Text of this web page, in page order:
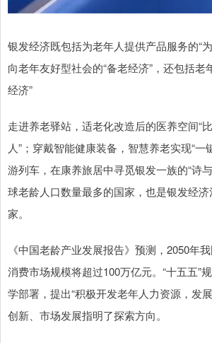
银发经济既包括为老年人提供产品服务的“
向老年友好型社会的“备老经济”，还包括老
经济”
走进养老驿站，适老化改造后的医养空间“
人”；穿戴智能健康装备，智慧养老实现“一
游列车，在康养旅居中寻觅银发一族的“诗
球老龄人口数量最多的国家，也是银发经
家。
《中国老龄产业发展报告》预测，2050年
消费市场规模将超过100万亿元。“十五五”
学部署，提出“积极开发老年人力资源，发
创新、市场发展指明了探索方向。